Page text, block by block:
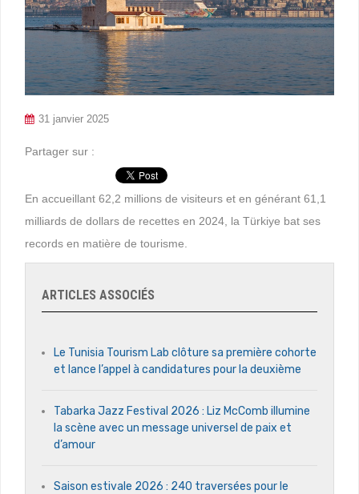
31 janvier 2025
Partager sur :
En accueillant 62,2 millions de visiteurs et en générant 61,1
milliards de dollars de recettes en 2024, la Türkiye bat ses
records en matière de tourisme.
ARTICLES ASSOCIÉS
Le Tunisia Tourism Lab clôture sa première cohorte
et lance l’appel à candidatures pour la deuxième
Tabarka Jazz Festival 2026 : Liz McComb illumine
la scène avec un message universel de paix et
d’amour
Saison estivale 2026 : 240 traversées pour le